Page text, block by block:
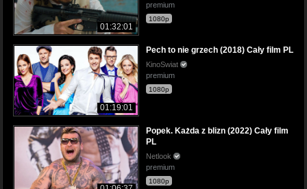
01:32:01
premium
1080p
01:19:01
Pech to nie grzech (2018) Cały film PL
KinoSwiat
premium
1080p
Popek. Każda z blizn (2022) Cały film
PL
Netlook
premium
1080p